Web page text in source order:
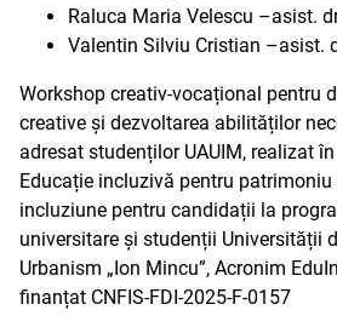
Raluca Maria Velescu –asist.
Valentin Silviu Cristian –asist.
Workshop creativ-vocațional pentru
creative și dezvoltarea abilităților
adresat studenților UAUIM, realizat
Educație incluzivă pentru patrimoniu
incluziune pentru candidații la
universitare și studenții Universității
Urbanism „Ion Mincu”, Acronim
finanțat CNFIS-FDI-2025-F-0157